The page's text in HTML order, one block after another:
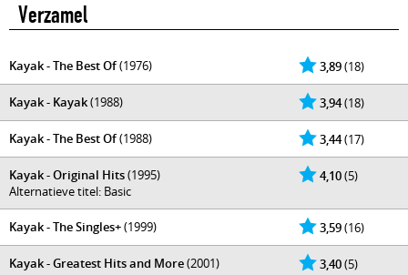
Verzamel
3,89(18)
Kayak - The Best Of(1976)
3,94(18)
Kayak - Kayak(1988)
3,44(17)
Kayak - The Best Of(1988)
4,10(5)
Kayak - Original Hits(1995)
Alternatieve titel: Basic
3,59(16)
Kayak - The Singles+(1999)
3,40(5)
Kayak - Greatest Hits and More(2001)